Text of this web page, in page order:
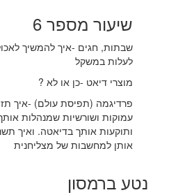
שיעור מספר 6
שבתות, חגים -איך להמשיך
לעלות במשקל
מוצרי דיאט -כן או לא ?
פרדיגמה (תפיסת עולם) -איך
עמוקות ושורשיות שמנהלות
ותוקעות אותך בדיאטה. ואיך
אותן למחשבות של מצליחנית
נטע ברמסון